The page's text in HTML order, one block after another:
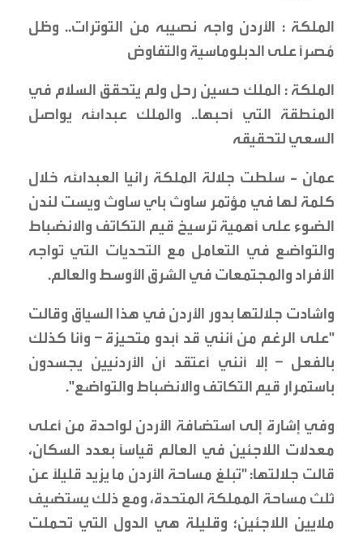
الملكة : الأردن واجه نصيبه من التوترات.. وظل
مُصراً على الدبلوماسية والتفاوض
الملكة : الملك حسين رحل ولم يتحقق السلام في
المنطقة التي أحبها.. والملك عبدالله يواصل
السعي لتحقيقه
عمان - سلطت جلالة الملكة رانيا العبدالله خلال
كلمة لها في مؤتمر ساوث باي ساوث ويست لندن
الضوء على أهمية ترسيخ قيم التكاتف والانضباط
والتواضع في التعامل مع التحديات التي تواجه
الأفراد والمجتمعات في الشرق الأوسط والعالم.
واشادت جلالتها بدور الأردن في هذا السياق وقالت
"على الرغم من أنني قد أبدو متحيزة – وأنا كذلك
بالفعل – إلا أنني أعتقد أن الأردنيين يجسدون
باستمرار قيم التكاتف والانضباط والتواضع".
وفي إشارة إلى استضافة الأردن لواحدة من أعلى
معدلات اللاجئين في العالم قياساً بعدد السكان،
قالت جلالتها: "تبلغ مساحة الأردن ما يزيد قليلاً عن
ثلث مساحة المملكة المتحدة، ومع ذلك يستضيف
ملايين اللاجئين؛ وقليلة هي الدول التي تحملت